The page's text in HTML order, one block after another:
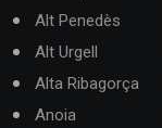
Alt Penedès
Alt Urgell
Alta Ribagorça
Anoia